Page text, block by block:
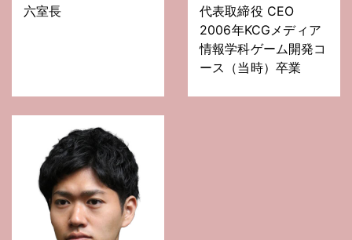
六室長
代表取締役 CEO
2006年KCGメディア
情報学科ゲーム開発コ
ース（当時）卒業